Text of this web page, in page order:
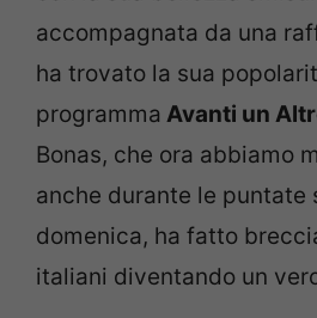
accompagnata da una
ha trovato la sua
programma Avanti un
Bonas, che ora abbiamo
anche durante le puntate
domenica, ha fatto
italiani diventando un